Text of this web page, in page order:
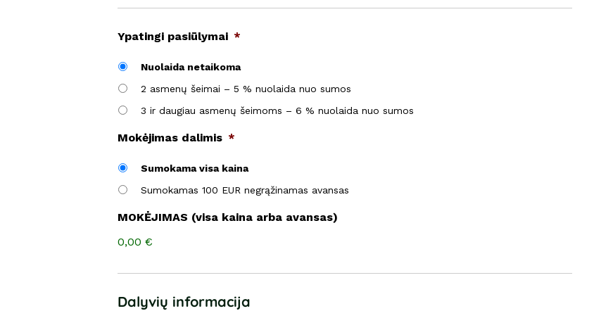
Ypatingi pasiūlymai *
Nuolaida netaikoma
2 asmenų šeimai – 5 % nuolaida nuo sumos
3 ir daugiau asmenų šeimoms – 6 % nuolaida nuo sumos
Mokėjimas dalimis *
Sumokama visa kaina
Sumokamas 100 EUR negrąžinamas avansas
MOKĖJIMAS (visa kaina arba avansas)
0,00 €
Dalyvių informacija